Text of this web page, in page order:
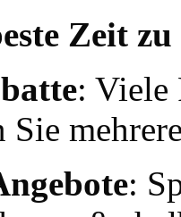
Zeit
: Viele
Sie
: